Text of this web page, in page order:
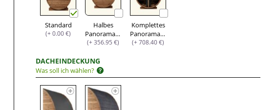
Standard
(+ 0.00 €)
Halbes
Panoramafenster
(+ 356.95 €)
Komplettes
Panoramafenster
(+ 708.40 €)
DACHEINDECKUNG
Was soll ich wählen?